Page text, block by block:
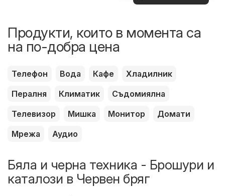
оферти
Продукти, които в момента са
на по-добра цена
Телефон Вода Кафе
Хладилник
Пералня
Климатик
Съдомиялна
Телевизор
Мишка Монитор
Домати
Мрежа
Аудио
Бяла и черна техника - Брошури и
каталози в Червен бряг